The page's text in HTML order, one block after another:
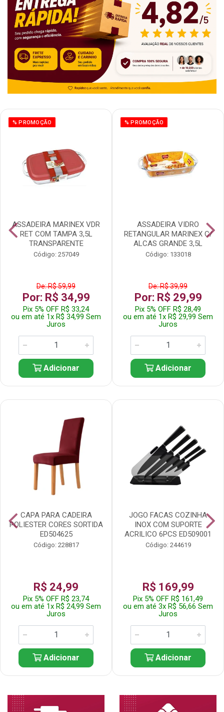
% PROMOÇÃO
ASSADEIRA MARINEX VDR
RET COM TAMPA 3,5L
TRANSPARENTE
Código: 257049
De: R$ 59,99
Por: R$ 34,99
Pix 5% OFF R$ 33,24
ou em até 1x R$ 34,99 Sem
Juros
Adicionar
% PROMOÇÃO
ASSADEIRA VIDRO
RETANGULAR MARINEX C/
ALCAS GRANDE 3,5L
Código: 133018
De: R$ 39,99
Por: R$ 29,99
Pix 5% OFF R$ 28,49
ou em até 1x R$ 29,99 Sem
Juros
Adicionar
CAPA PARA CADEIRA
POLIESTER CORES SORTIDA
ED504625
Código: 228817
R$ 24,99
Pix 5% OFF R$ 23,74
ou em até 1x R$ 24,99 Sem
Juros
Adicionar
JOGO FACAS COZINHA
INOX COM SUPORTE
ACRILICO 6PCS ED509001
Código: 244619
R$ 169,99
Pix 5% OFF R$ 161,49
ou em até 3x R$ 56,66 Sem
Juros
Adicionar